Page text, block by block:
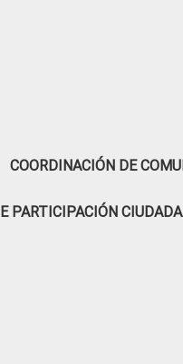
COORDINACIÓN DE
PARTICIPACIÓN